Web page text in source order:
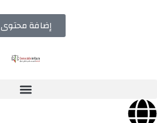
إضافة محتوى